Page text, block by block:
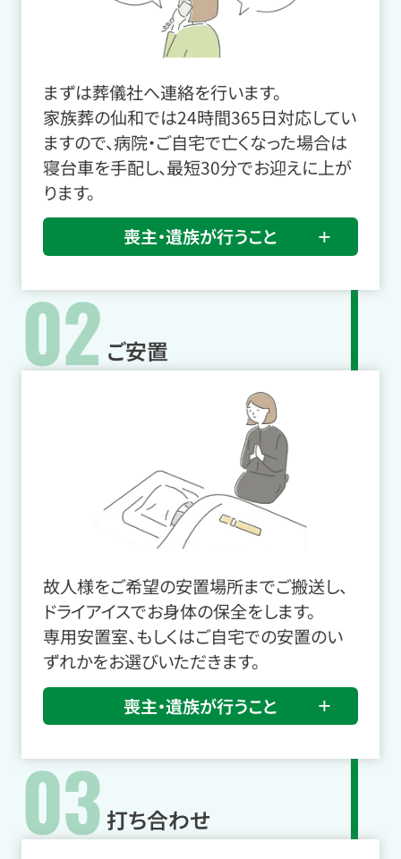
まずは葬儀社へ連絡を行います。
家族葬の仙和では24時間365日対応してい
ますので、病院・ご自宅で亡くなった場合は
寝台車を手配し、最短30分でお迎えに上が
ります。
喪主・遺族が行うこと
02 ご安置
故人様をご希望の安置場所までご搬送し、
ドライアイスでお身体の保全をします。
専用安置室、もしくはご自宅での安置のい
ずれかをお選びいただきます。
喪主・遺族が行うこと
03 打ち合わせ